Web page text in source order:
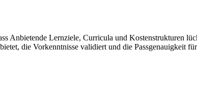
Anbietende Lernziele, Curricula und Kostenstrukturen
die Vorkenntnisse validiert und die Passgenauigkeit